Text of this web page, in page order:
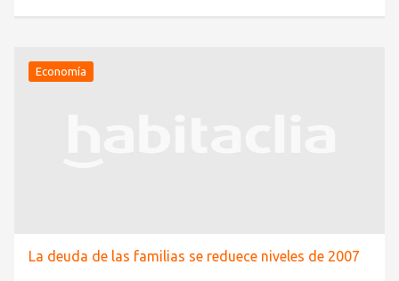
Economía
La deuda de las familias se reduece niveles de 2007